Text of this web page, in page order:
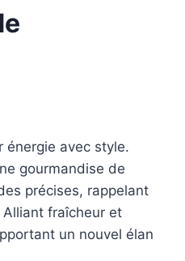
énergie avec style.
gourmandise de
précises, rappelant
fraîcheur et
un nouvel élan